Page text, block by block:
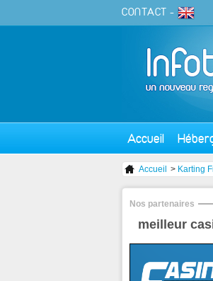
CONTACT -
Accueil
Accueil > Karting
Nos partenaires
meilleur